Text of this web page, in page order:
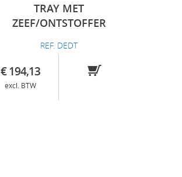
TRAY MET
ZEEF/ONTSTOFFER
REF. DEDT
€ 194,13
excl. BTW